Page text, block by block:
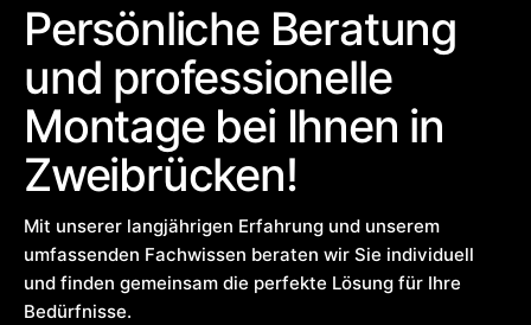
Persönliche Beratung
und professionelle
Montage bei Ihnen in
Zweibrücken!
Mit unserer langjährigen Erfahrung und unserem
umfassenden Fachwissen beraten wir Sie individuell
und finden gemeinsam die perfekte Lösung für Ihre
Bedürfnisse.